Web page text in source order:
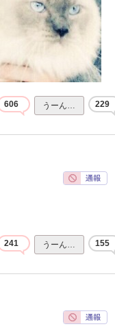
606 うーん… 229
241 うーん… 155